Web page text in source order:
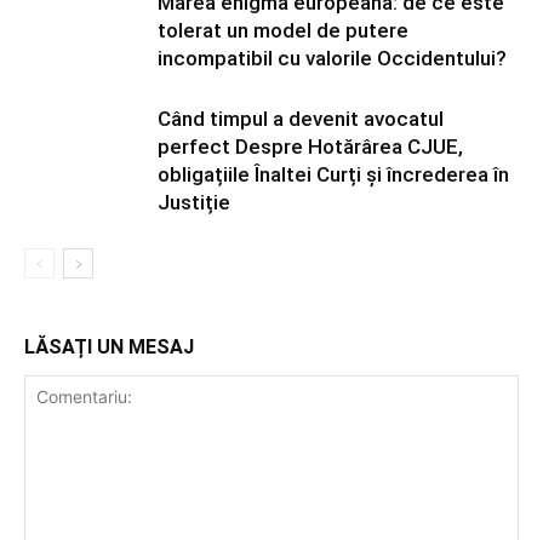
tolerat un model de putere
incompatibil cu valorile Occidentului?
Când timpul a devenit avocatul
perfect Despre Hotărârea CJUE,
obligațiile Înaltei Curți și încrederea în
Justiție
LĂSAȚI UN MESAJ